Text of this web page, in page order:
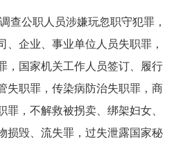
查公职人员涉嫌玩忽职守犯罪，
、企业、事业单位人员失职罪，
，国家机关工作人员签订、履行
失职罪，传染病防治失职罪，商
罪，不解救被拐卖、绑架妇女、
损毁、流失罪，过失泄露国家秘